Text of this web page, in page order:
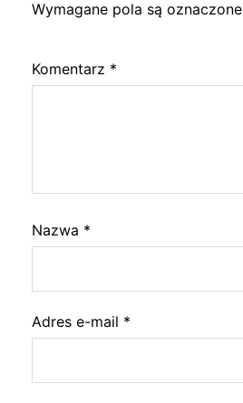
Wymagane pola są oznaczone
Komentarz *
Nazwa *
Adres e-mail *